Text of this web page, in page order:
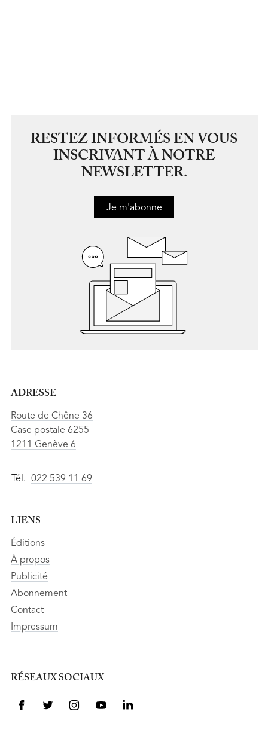
RESTEZ INFORMÉS EN VOUS
INSCRIVANT À NOTRE
NEWSLETTER.
Je m'abonne
ADRESSE
Route de Chêne 36
Case postale 6255
1211 Genève 6
Tél. 022 539 11 69
LIENS
Éditions
À propos
Publicité
Abonnement
Contact
Impressum
RÉSEAUX SOCIAUX